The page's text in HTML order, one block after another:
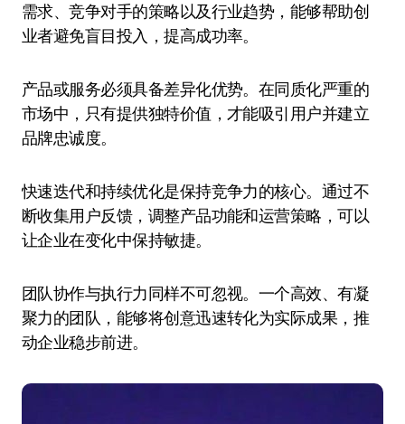
需求、竞争对手的策略以及行业趋势，能够帮助创
业者避免盲目投入，提高成功率。
产品或服务必须具备差异化优势。在同质化严重的
市场中，只有提供独特价值，才能吸引用户并建立
品牌忠诚度。
快速迭代和持续优化是保持竞争力的核心。通过不
断收集用户反馈，调整产品功能和运营策略，可以
让企业在变化中保持敏捷。
团队协作与执行力同样不可忽视。一个高效、有凝
聚力的团队，能够将创意迅速转化为实际成果，推
动企业稳步前进。